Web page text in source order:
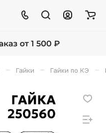
– Гайки – Гайки по КЭ –